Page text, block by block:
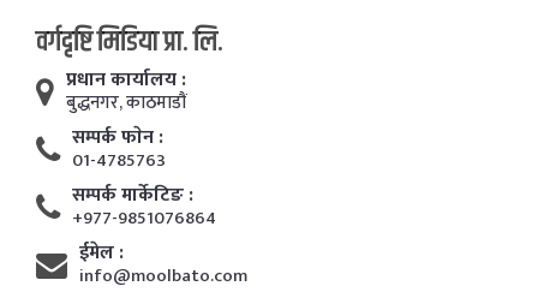
वर्गदृष्टि मिडिया प्रा. लि.
प्रधान कार्यालय :
बुद्धनगर, काठमाडाैं
सम्पर्क फाेन :
01-4785763
सम्पर्क मार्केटिङ :
+977-9851076864
ईमेल :
info@moolbato.com